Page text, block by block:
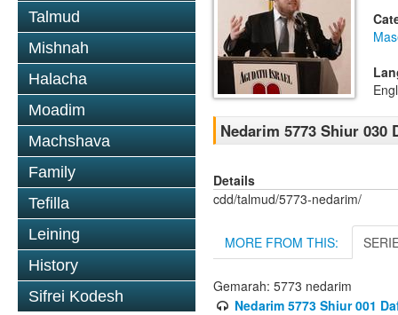
Talmud
Mishnah
Halacha
Moadim
Machshava
Family
Tefilla
Leining
History
Sifrei Kodesh
Nedarim 5773 Shiur 030
Details
cdd/talmud/5773-nedarim/
MORE FROM THIS:
Gemarah: 5773 nedarim
Nedarim 5773 Shiur 001